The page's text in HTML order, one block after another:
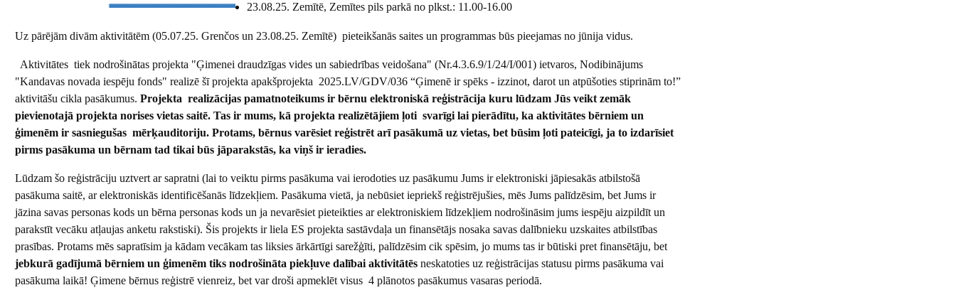
23.08.25. Zemītē, Zemītes pils parkā no plkst.: 11.00-16.00
Uz pārējām divām aktivitātēm (05.07.25. Grenčos un 23.08.25. Zemītē) pieteikšanās saites un programmas būs pieejamas no jūnija vidus.
Aktivitātes tiek nodrošinātas projekta "Ģimenei draudzīgas vides un sabiedrības veidošana" (Nr.4.3.6.9/1/24/I/001) ietvaros, Nodibinājums
"Kandavas novada iespēju fonds" realizē šī projekta apakšprojekta 2025.LV/GDV/036 “Ģimenē ir spēks - izzinot, darot un atpūšoties stiprinām to!”
aktivitāšu cikla pasākumus.Projekta realizācijas pamatnoteikums ir bērnu elektroniskā reģistrācija kuru lūdzam Jūs veikt zemāk
pievienotajā projekta norises vietas saitē. Tas ir mums, kā projekta realizētājiem ļoti svarīgi lai pierādītu, ka aktivitātes bērniem un
ģimenēm ir sasniegušas mērķauditoriju. Protams, bērnus varēsiet reģistrēt arī pasākumā uz vietas, bet būsim ļoti pateicīgi, ja to izdarīsiet
pirms pasākuma un bērnam tad tikai būs jāparakstās, ka viņš ir ieradies.
Lūdzam šo reģistrāciju uztvert ar sapratni (lai to veiktu pirms pasākuma vai ierodoties uz pasākumu Jums ir elektroniski jāpiesakās atbilstošā
pasākuma saitē, ar elektroniskās identificēšanās līdzekļiem. Pasākuma vietā, ja nebūsiet iepriekš reģistrējušies, mēs Jums palīdzēsim, bet Jums ir
jāzina savas personas kods un bērna personas kods un ja nevarēsiet pieteikties ar elektroniskiem līdzekļiem nodrošināsim jums iespēju aizpildīt un
parakstīt vecāku atļaujas anketu rakstiski). Šis projekts ir liela ES projekta sastāvdaļa un finansētājs nosaka savas dalībnieku uzskaites atbilstības
prasības. Protams mēs sapratīsim ja kādam vecākam tas liksies ārkārtīgi sarežģīti, palīdzēsim cik spēsim, jo mums tas ir būtiski pret finansētāju, bet
jebkurā gadījumā bērniem un ģimenēm tiks nodrošināta piekļuve dalībai aktivitātēs neskatoties uz reģistrācijas statusu pirms pasākuma vai
pasākuma laikā! Ģimene bērnus reģistrē vienreiz, bet var droši apmeklēt visus 4 plānotos pasākumus vasaras periodā.